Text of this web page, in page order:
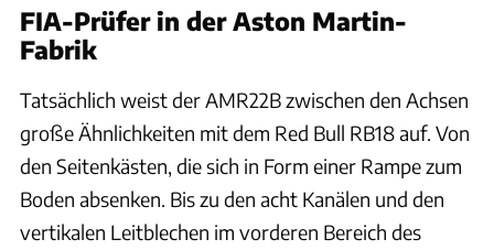
FIA-Prüfer in der Aston Martin-
Fabrik
Tatsächlich weist der AMR22B zwischen den Achsen
große Ähnlichkeiten mit dem Red Bull RB18 auf. Von
den Seitenkästen, die sich in Form einer Rampe zum
Boden absenken. Bis zu den acht Kanälen und den
vertikalen Leitblechen im vorderen Bereich des